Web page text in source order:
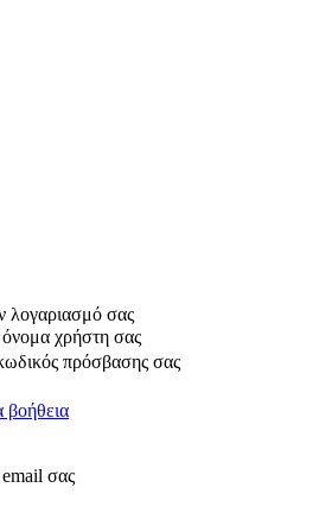
λογαριασμό σας
όνομα χρήστη σας
πρόσβασης σας
βοήθεια
email σας